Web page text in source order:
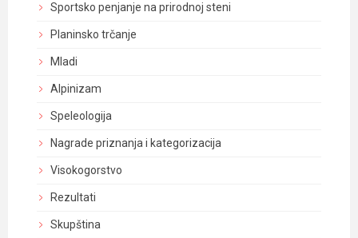
Sportsko penjanje na prirodnoj steni
Planinsko trčanje
Mladi
Alpinizam
Speleologija
Nagrade priznanja i kategorizacija
Visokogorstvo
Rezultati
Skupština